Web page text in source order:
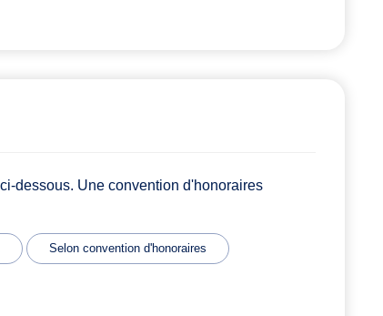
dessous. Une convention d'honoraires
Selon convention d'honoraires